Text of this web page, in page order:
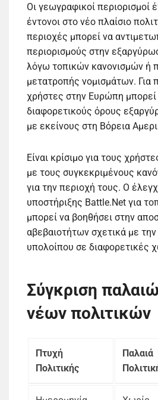
Οι γεωγραφικοί περιορισμοί
έντονοι στο νέο πλαίσιο
περιοχές μπορεί να
περιορισμούς στην
λόγω τοπικών κανονισμών ή
μετατροπής νομισμάτων. Για
χρήστες στην Ευρώπη μπορεί
διαφορετικούς όρους
με εκείνους στη Βόρεια
Είναι κρίσιμο για τους
με τους συγκεκριμένους
για την περιοχή τους. Ο
υποστήριξης Battle.Net για
μπορεί να βοηθήσει στην
αβεβαιοτήτων σχετικά με
υπολοίπου σε διαφορετικές
Σύγκριση
νέων πολιτικών
Πτυχή
Πολιτικής
Παλαιά